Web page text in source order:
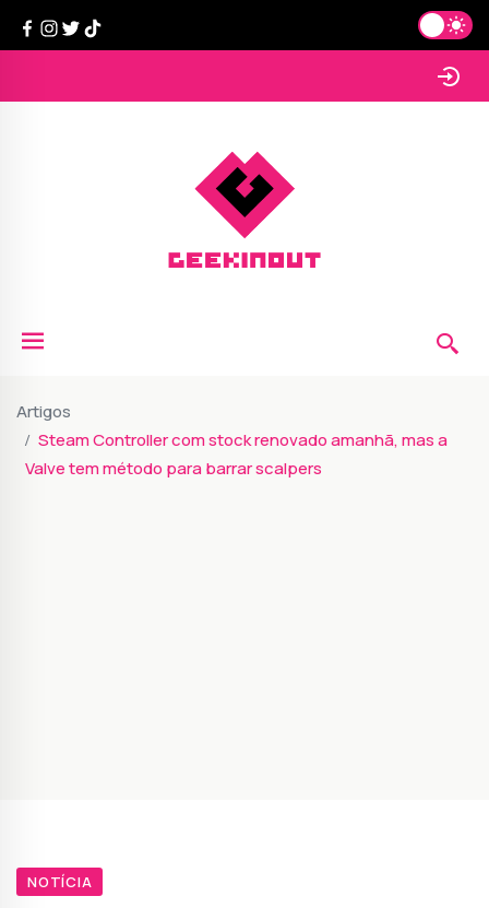
Artigos
Steam Controller com stock renovado amanhã, mas a
Valve tem método para barrar scalpers
NOTÍCIA